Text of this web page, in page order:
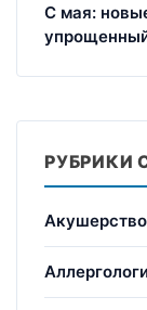
С мая:
РУБРИКИ
Акушерство